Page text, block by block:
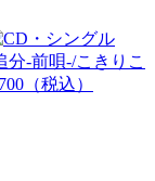
分-前唄-/こきりこ
（税込）